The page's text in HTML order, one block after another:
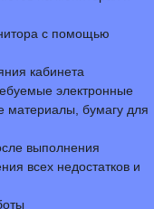
с помощью
кабинета
электронные
материалы, бумагу для
выполнения
всех недостатков и